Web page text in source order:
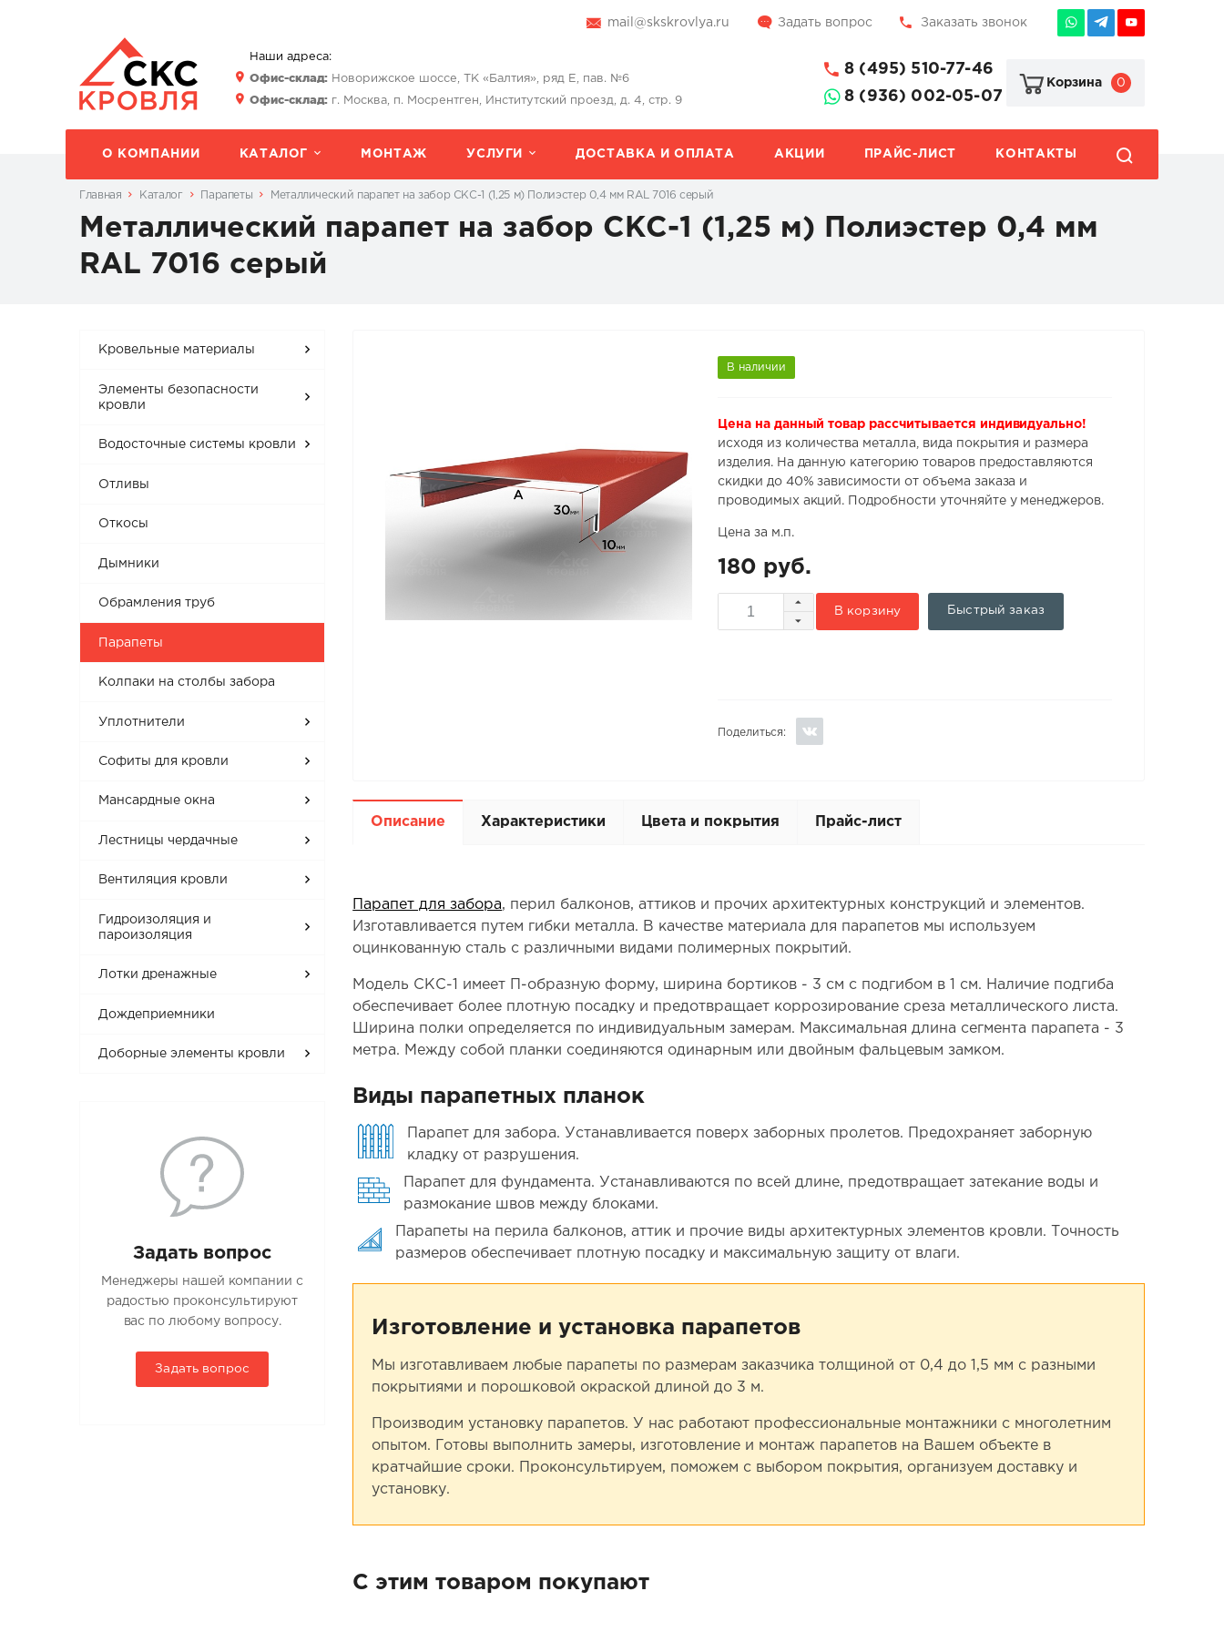
mail@skskrovlya.ru Задать вопрос Заказать звонок
Наши адреса:
Офис-склад:Новорижское шоссе, ТК «Балтия», ряд Е, пав. №6
Офис-склад:г. Москва, п. Мосрентген, Институтский проезд, д. 4, стр. 9
8 (495) 510-77-46
8 (936) 002-05-07
Корзина 0
О КОМПАНИИ КАТАЛОГ МОНТАЖ УСЛУГИ ДОСТАВКА И ОПЛАТА АКЦИИ ПРАЙС-ЛИСТ КОНТАКТЫ
Главная Каталог Парапеты Металлический парапет на забор СКС-1 (1,25 м) Полиэстер 0,4 мм RAL 7016 серый
Металлический парапет на забор СКС-1 (1,25 м) Полиэстер 0,4 мм
RAL 7016 серый
Кровельные материалы
Элементы безопасности
кровли
Водосточные системы кровли
Отливы
Откосы
Дымники
Обрамления труб
Парапеты
Колпаки на столбы забора
Уплотнители
Софиты для кровли
Мансардные окна
Лестницы чердачные
Вентиляция кровли
Гидроизоляция и
пароизоляция
Лотки дренажные
Дождеприемники
Доборные элементы кровли
Задать вопрос
Менеджеры нашей компании с
радостью проконсультируют
вас по любому вопросу.
Задать вопрос
В наличии
Цена на данный товар рассчитывается индивидуально!
исходя из количества металла, вида покрытия и размера
изделия. На данную категорию товаров предоставляются
скидки до 40% зависимости от объема заказа и
проводимых акций. Подробности уточняйте у менеджеров.
Цена за м.п.
180 руб.
В корзину Быстрый заказ
Поделиться:
Описание Характеристики Цвета и покрытия Прайс-лист
Парапет для забора, перил балконов, аттиков и прочих архитектурных конструкций и элементов.
Изготавливается путем гибки металла. В качестве материала для парапетов мы используем
оцинкованную сталь с различными видами полимерных покрытий.
Модель СКС-1 имеет П-образную форму, ширина бортиков - 3 см с подгибом в 1 см. Наличие подгиба
обеспечивает более плотную посадку и предотвращает коррозирование среза металлического листа.
Ширина полки определяется по индивидуальным замерам. Максимальная длина сегмента парапета - 3
метра. Между собой планки соединяются одинарным или двойным фальцевым замком.
Виды парапетных планок
Парапет для забора. Устанавливается поверх заборных пролетов. Предохраняет заборную
кладку от разрушения.
Парапет для фундамента. Устанавливаются по всей длине, предотвращает затекание воды и
размокание швов между блоками.
Парапеты на перила балконов, аттик и прочие виды архитектурных элементов кровли. Точность
размеров обеспечивает плотную посадку и максимальную защиту от влаги.
Изготовление и установка парапетов
Мы изготавливаем любые парапеты по размерам заказчика толщиной от 0,4 до 1,5 мм с разными
покрытиями и порошковой окраской длиной до 3 м.
Производим установку парапетов. У нас работают профессиональные монтажники с многолетним
опытом. Готовы выполнить замеры, изготовление и монтаж парапетов на Вашем объекте в
кратчайшие сроки. Проконсультируем, поможем с выбором покрытия, организуем доставку и
установку.
С этим товаром покупают